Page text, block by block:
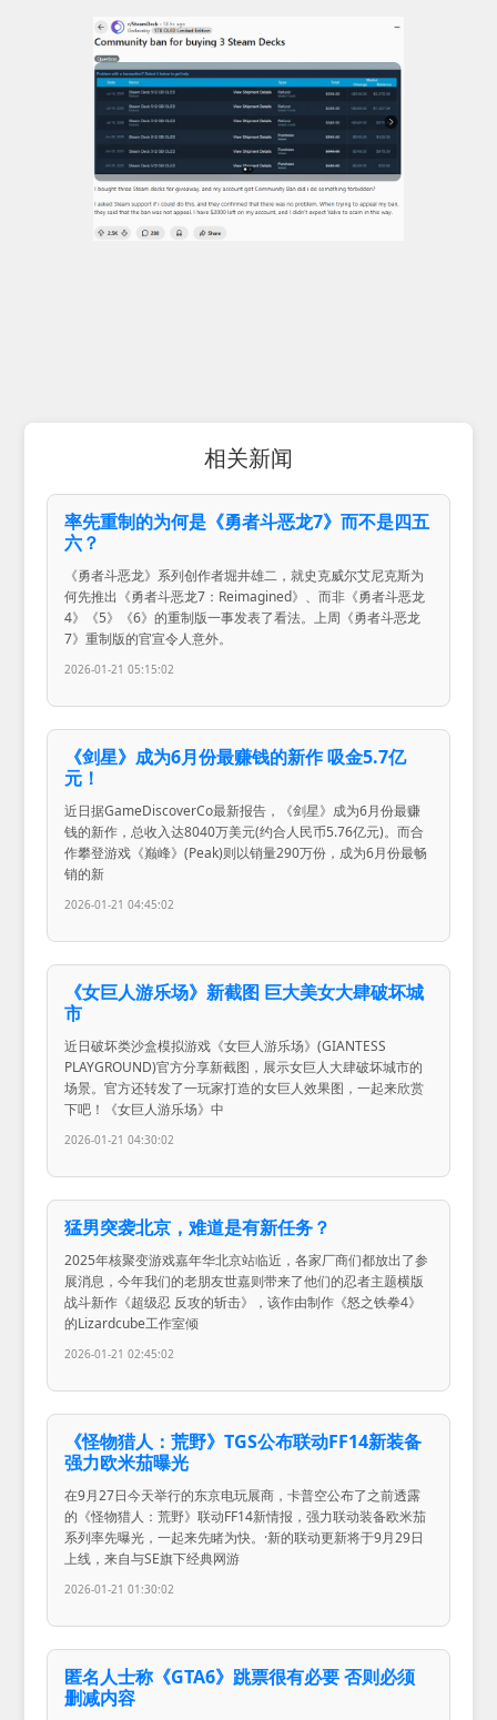
相关新闻
率先重制的为何是《勇者斗恶龙7》而不是四五
六？
《勇者斗恶龙》系列创作者堀井雄二，就史克威尔艾尼克斯为
何先推出《勇者斗恶龙7：Reimagined》、而非《勇者斗恶龙
4》《5》《6》的重制版一事发表了看法。上周《勇者斗恶龙
7》重制版的官宣令人意外。
2026-01-21 05:15:02
《剑星》成为6月份最赚钱的新作 吸金5.7亿
元！
近日据GameDiscoverCo最新报告，《剑星》成为6月份最赚
钱的新作，总收入达8040万美元(约合人民币5.76亿元)。而合
作攀登游戏《巅峰》(Peak)则以销量290万份，成为6月份最畅
销的新
2026-01-21 04:45:02
《女巨人游乐场》新截图 巨大美女大肆破坏城
市
近日破坏类沙盒模拟游戏《女巨人游乐场》(GIANTESS
PLAYGROUND)官方分享新截图，展示女巨人大肆破坏城市的
场景。官方还转发了一玩家打造的女巨人效果图，一起来欣赏
下吧！《女巨人游乐场》中
2026-01-21 04:30:02
猛男突袭北京，难道是有新任务？
2025年核聚变游戏嘉年华北京站临近，各家厂商们都放出了参
展消息，今年我们的老朋友世嘉则带来了他们的忍者主题横版
战斗新作《超级忍 反攻的斩击》，该作由制作《怒之铁拳4》
的Lizardcube工作室倾
2026-01-21 02:45:02
《怪物猎人：荒野》TGS公布联动FF14新装备
强力欧米茄曝光
在9月27日今天举行的东京电玩展商，卡普空公布了之前透露
的《怪物猎人：荒野》联动FF14新情报，强力联动装备欧米茄
系列率先曝光，一起来先睹为快。·新的联动更新将于9月29日
上线，来自与SE旗下经典网游
2026-01-21 01:30:02
匿名人士称《GTA6》跳票很有必要 否则必须
删减内容